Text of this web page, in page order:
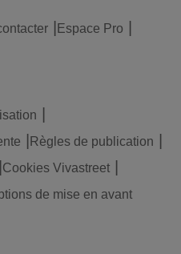
Espace Pro
Règles de publication
Cookies Vivastreet
de mise en avant